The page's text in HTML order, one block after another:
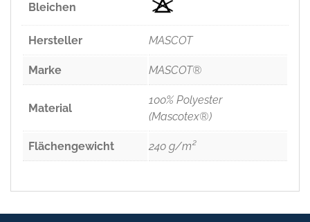
Bleichen
Hersteller MASCOT
Marke MASCOT®
Material
100% Polyester
(Mascotex®)
Flächengewicht 240 g/m²